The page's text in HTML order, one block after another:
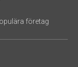
företag